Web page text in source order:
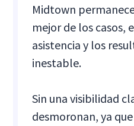
Midtown
mejor de los casos,
asistencia y los
inestable.
Sin una visibilidad
desmoronan, ya